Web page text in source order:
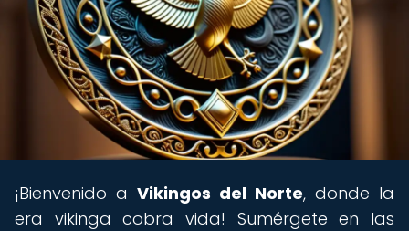
¡Bienvenido a Vikingos del Norte, donde la
era vikinga cobra vida! Sumérgete en las